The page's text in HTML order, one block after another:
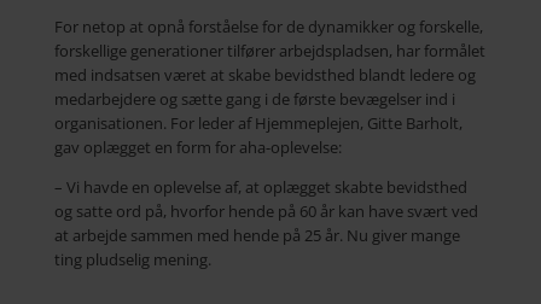
For netop at opnå forståelse for de dynamikker og forskelle,
forskellige generationer tilfører arbejdspladsen, har formålet
med indsatsen været at skabe bevidsthed blandt ledere og
medarbejdere og sætte gang i de første bevægelser ind i
organisationen. For leder af Hjemmeplejen, Gitte Barholt,
gav oplægget en form for aha-oplevelse:
– Vi havde en oplevelse af, at oplægget skabte bevidsthed
og satte ord på, hvorfor hende på 60 år kan have svært ved
at arbejde sammen med hende på 25 år. Nu giver mange
ting pludselig mening.